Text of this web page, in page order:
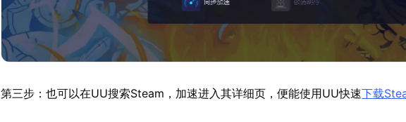
第三步：也可以在UU搜索Steam，加速进入其详细页，便能使用UU快速下载